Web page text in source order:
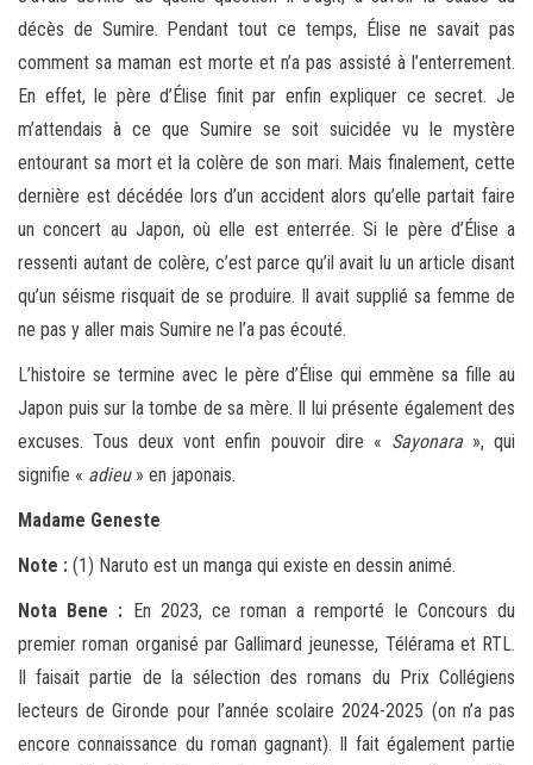
décès de Sumire. Pendant tout ce temps, Élise ne savait pas
comment sa maman est morte et n’a pas assisté à l’enterrement.
En effet, le père d’Élise finit par enfin expliquer ce secret. Je
m’attendais à ce que Sumire se soit suicidée vu le mystère
entourant sa mort et la colère de son mari. Mais finalement, cette
dernière est décédée lors d’un accident alors qu’elle partait faire
un concert au Japon, où elle est enterrée. Si le père d’Élise a
ressenti autant de colère, c’est parce qu’il avait lu un article disant
qu’un séisme risquait de se produire. Il avait supplié sa femme de
ne pas y aller mais Sumire ne l’a pas écouté.
L’histoire se termine avec le père d’Élise qui emmène sa fille au
Japon puis sur la tombe de sa mère. Il lui présente également des
excuses. Tous deux vont enfin pouvoir dire « Sayonara», qui
signifie « adieu» en japonais.
Madame Geneste
Note : (1) Naruto est un manga qui existe en dessin animé.
Nota Bene : En 2023, ce roman a remporté le Concours du
premier roman organisé par Gallimard jeunesse, Télérama et RTL.
Il faisait partie de la sélection des romans du Prix Collégiens
lecteurs de Gironde pour l’année scolaire 2024-2025 (on n’a pas
encore connaissance du roman gagnant). Il fait également partie